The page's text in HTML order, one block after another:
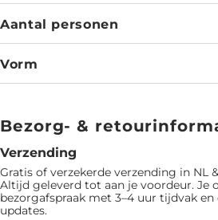
Aantal personen
Vorm
Bezorg- &
Verzending
Gratis of verzekerde verzending in NL
Altijd geleverd tot aan je voordeur. Je
bezorgafspraak met 3–4 uur tijdvak
updates.